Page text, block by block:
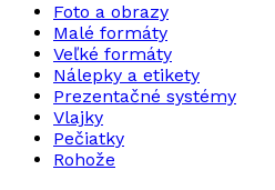
Foto a obrazy
Malé formáty
Veľké formáty
Nálepky a etikety
Prezentačné systémy
Vlajky
Pečiatky
Rohože